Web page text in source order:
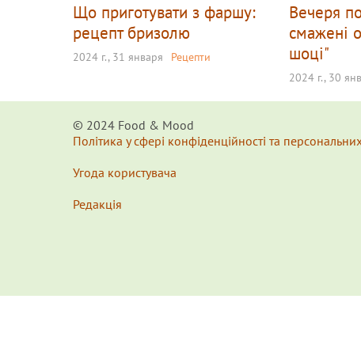
Що приготувати з фаршу:
рецепт бризолю
2024 г., 31 января Рецепти
Вечеря
смажені
шоці"
2024 г., 30
© 2024 Food & Мood
Політика у сфері конфіденційності та
Угода користувача
Редакція